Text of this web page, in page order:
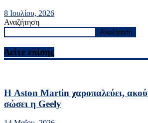
8 Ιουλίου, 2026
Αναζήτηση
Αναζήτηση
Δείτε επίσης
Η Aston Martin χαροπαλεύει,
σώσει η Geely